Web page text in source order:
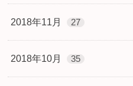
2018年11月 27
2018年10月 35